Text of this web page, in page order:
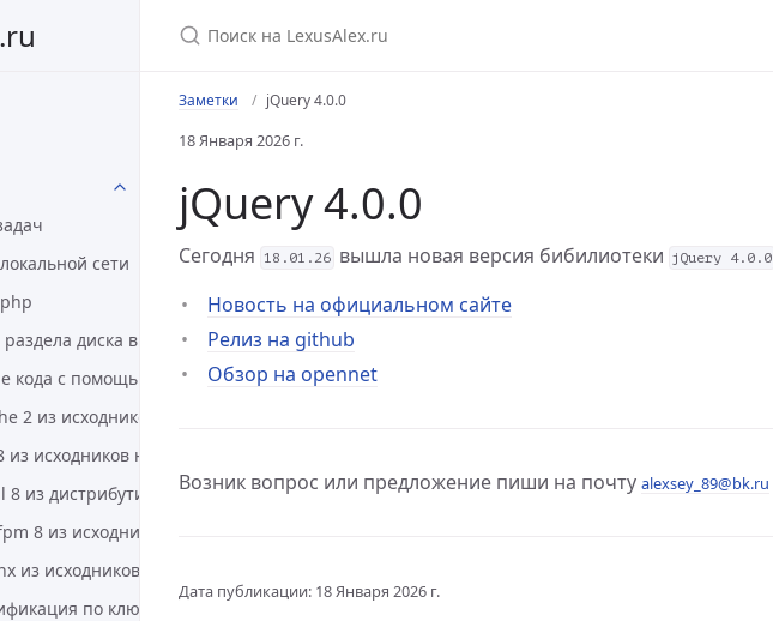
сети
диска в Linux
кода с помощью Phpunit
2 из исходников на Debian 10
исходников на Debian 10
8 из дистрибутива на Debian 10
8 из исходников на Debian 10
из исходников на Debian 10
по ключу
Заметки jQuery 4.0.0
18 Января 2026 г.
jQuery 4.0.0
Сегодня 18.01.26 вышла новая версия бибилиотеки jQuery 4.0.0
Новость на официальном сайте
Релиз на github
Обзор на opennet
Возник вопрос или предложение пиши на почту alexsey_89@bk.ru
Дата публикации: 18 Января 2026 г.